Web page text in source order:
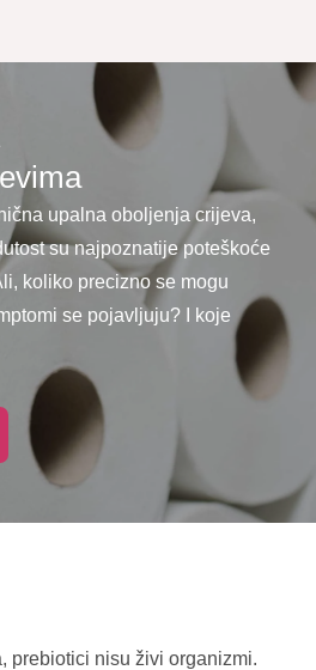
upalna oboljenja crijeva,
su najpoznatije poteškoće
koliko precizno se mogu
se pojavljuju? I koje
prebiotici nisu živi organizmi.